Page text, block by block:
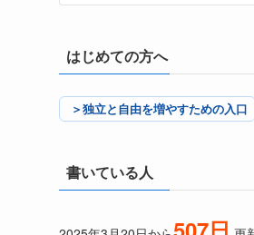
はじめての方へ
＞独立と自由を増やすための入口
書いている人